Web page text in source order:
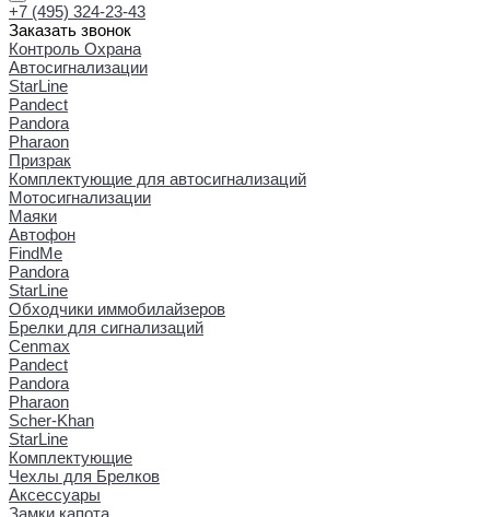
+7 (495) 324-23-43
Заказать звонок
Контроль Охрана
Автосигнализации
StarLine
Pandect
Pandora
Pharaon
Призрак
Комплектующие для автосигнализаций
Мотосигнализации
Маяки
Автофон
FindMe
Pandora
StarLine
Обходчики иммобилайзеров
Брелки для сигнализаций
Cenmax
Pandect
Pandora
Pharaon
Scher-Khan
StarLine
Комплектующие
Чехлы для Брелков
Аксессуары
Замки капота